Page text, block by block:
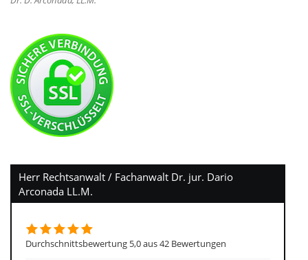
Herr Rechtsanwalt / Fachanwalt Dr. jur. Dario
Arconada LL.M.
Durchschnittsbewertung 5,0 aus 42 Bewertungen